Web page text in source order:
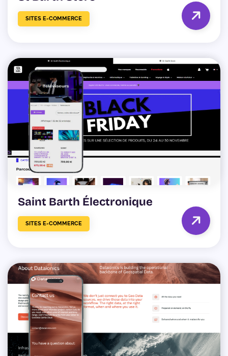
SITES E-COMMERCE
Saint Barth Électronique
SITES E-COMMERCE